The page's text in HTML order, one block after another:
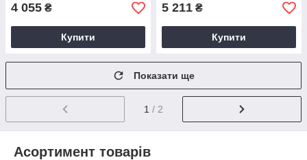
4 055 ₴
Купити
5 211 ₴
Купити
Показати ще
1 / 2
Асортимент товарів